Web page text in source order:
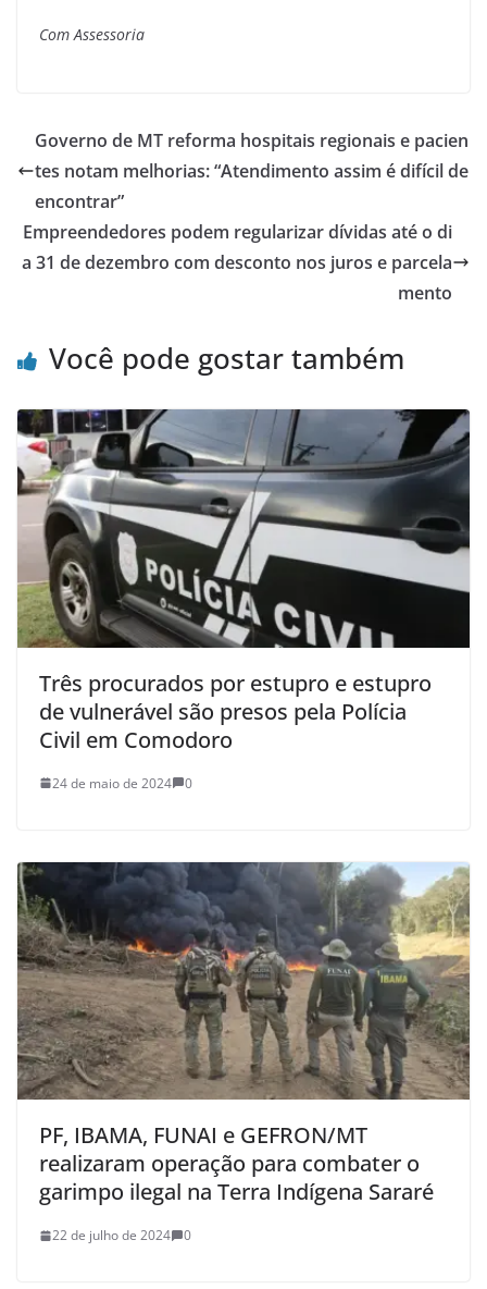
Com Assessoria
Governo de MT reforma hospitais regionais e pacien
tes notam melhorias: “Atendimento assim é difícil de
encontrar”
Empreendedores podem regularizar dívidas até o di
a 31 de dezembro com desconto nos juros e parcela
mento
Você pode gostar também
Três procurados por estupro e estupro
de vulnerável são presos pela Polícia
Civil em Comodoro
24 de maio de 2024 0
PF, IBAMA, FUNAI e GEFRON/MT
realizaram operação para combater o
garimpo ilegal na Terra Indígena Sararé
22 de julho de 2024 0